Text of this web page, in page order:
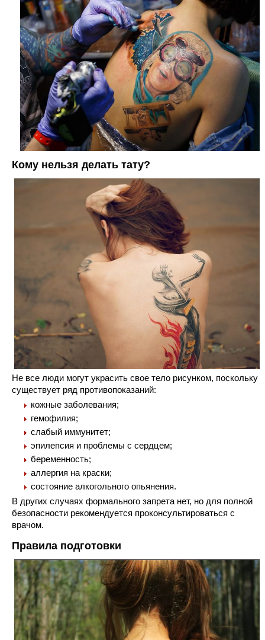
Кому нельзя делать тату?
Не все люди могут украсить свое тело рисунком, поскольку
существует ряд противопоказаний:
кожные заболевания;
гемофилия;
слабый иммунитет;
эпилепсия и проблемы с сердцем;
беременность;
аллергия на краски;
состояние алкогольного опьянения.
В других случаях формального запрета нет, но для полной
безопасности рекомендуется проконсультироваться с
врачом.
Правила подготовки